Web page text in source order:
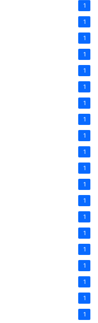
1
1
1
1
1
1
1
1
1
1
1
1
1
1
1
1
1
1
1
1